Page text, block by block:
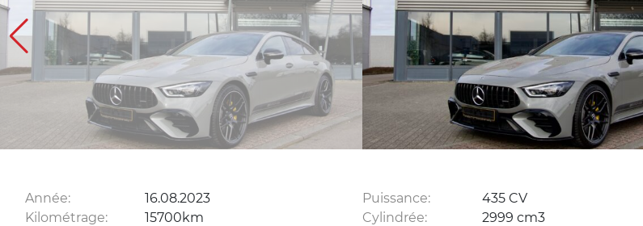
Année: 16.08.2023 Puissance:
435 CV
Kilométrage:
15700km Cylindrée:
2999 cm3